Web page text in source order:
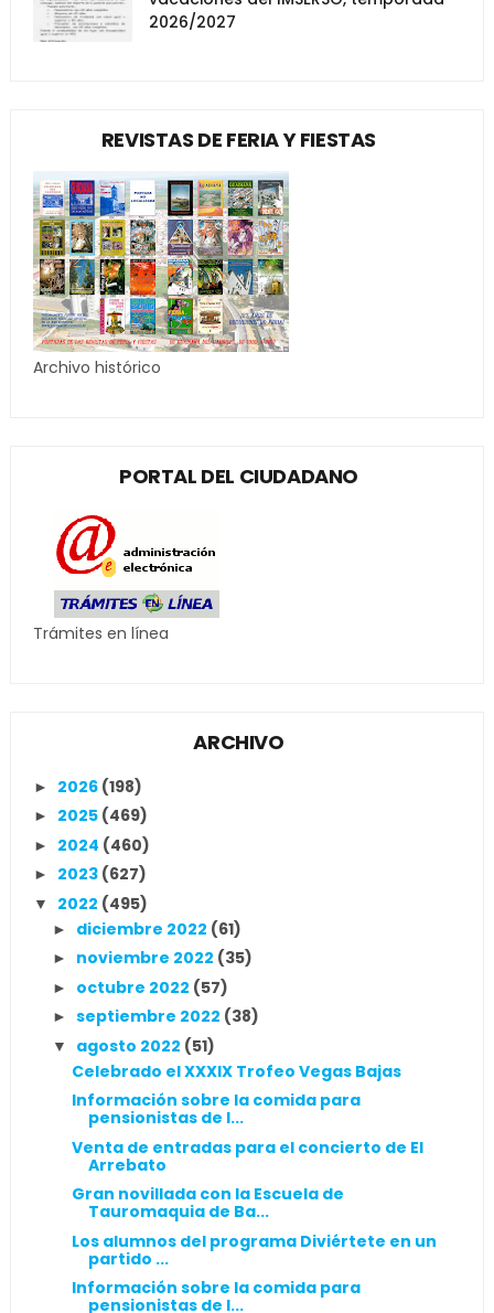
2026/2027
REVISTAS DE FERIA Y FIESTAS
Archivo histórico
PORTAL DEL CIUDADANO
Trámites en línea
ARCHIVO
► 2026 (198)
► 2025 (469)
► 2024 (460)
► 2023 (627)
▼ 2022 (495)
► diciembre 2022 (61)
► noviembre 2022 (35)
► octubre 2022 (57)
► septiembre 2022 (38)
▼ agosto 2022 (51)
Celebrado el XXXIX Trofeo Vegas Bajas
Información sobre la comida para
pensionistas de l...
Venta de entradas para el concierto de El
Arrebato
Gran novillada con la Escuela de
Tauromaquia de Ba...
Los alumnos del programa Diviértete en un
partido ...
Información sobre la comida para
pensionistas de l...